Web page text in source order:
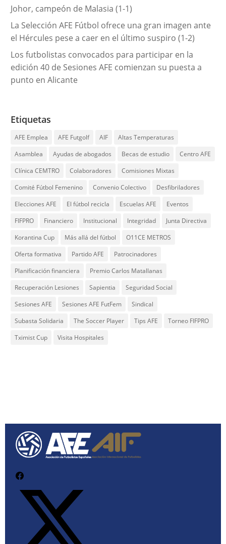
Johor, campeón de Malasia (1-1)
La Selección AFE Fútbol ofrece una gran imagen ante
el Hércules pese a caer en el último suspiro (1-2)
Los futbolistas convocados para participar en la
edición 40 de Sesiones AFE comienzan su puesta a
punto en Alicante
Etiquetas
AFE Emplea AFE Futgolf AIF
Altas Temperaturas
Asamblea
Ayudas de abogados Becas de estudio
Centro AFE
Clínica CEMTRO
Colaboradores
Comisiones Mixtas
Comité Fútbol Femenino
Convenio Colectivo
Desfibriladores
Elecciones AFE
El fútbol recicla Escuelas AFE
Eventos
FIFPRO
Financiero Institucional Integridad
Junta Directiva
Korantina Cup
Más allá del fútbol
O11CE METROS
Oferta formativa
Partido AFE
Patrocinadores
Planificación financiera
Premio Carlos Matallanas
Recuperación Lesiones
Sapientia
Seguridad Social
Sesiones AFE
Sesiones AFE FutFem
Sindical
Subasta Solidaria
The Soccer Player Tips AFE
Torneo FIFPRO
Tximist Cup
Visita Hospitales